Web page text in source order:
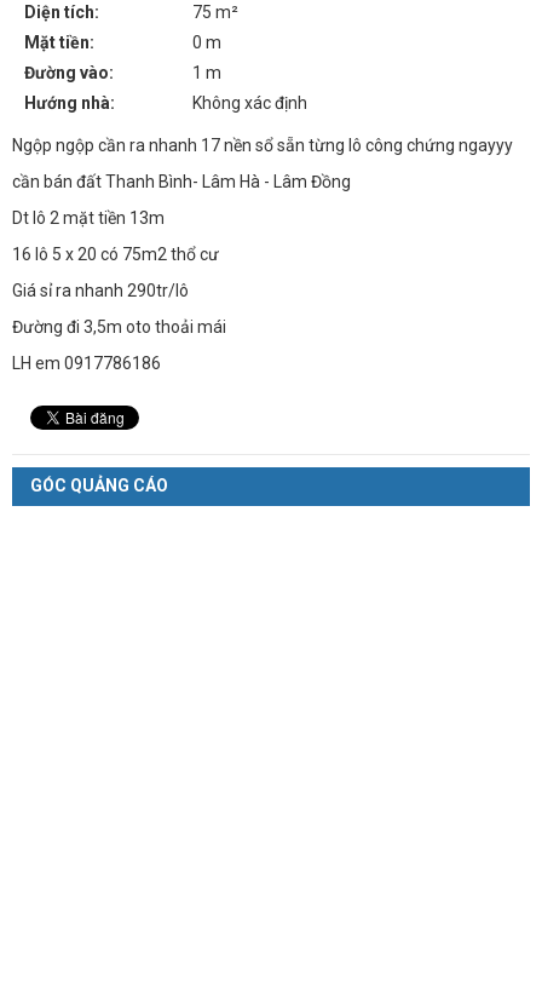
Diện tích:
75 m²
Mặt tiền:
0 m
Đường vào:
1 m
Hướng nhà:
Không xác định
Ngộp ngộp cần ra nhanh 17 nền sổ sẵn từng lô công chứng ngayyy
cần bán đất Thanh Bình- Lâm Hà - Lâm Đồng
Dt lô 2 mặt tiền 13m
16 lô 5 x 20 có 75m2 thổ cư
Giá sỉ ra nhanh 290tr/lô
Đường đi 3,5m oto thoải mái
LH em 0917786186
GÓC QUẢNG CÁO